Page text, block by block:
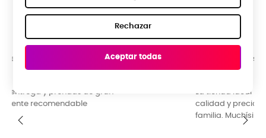
★★★★★
Raquel Campos, hace 3 meses
La tienda ideal para una ropa diferente y original. Buena
calidad y precio. Guia de tallas perfecta. Ideal para toda la
familia. Muchísimos diseños y colores para escoger.
Rechazar
Aceptar todas